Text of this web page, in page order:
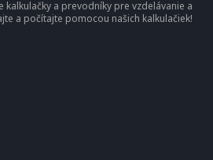
kalkulačky a prevodníky pre vzdelávanie a
a počítajte pomocou našich kalkulačiek!